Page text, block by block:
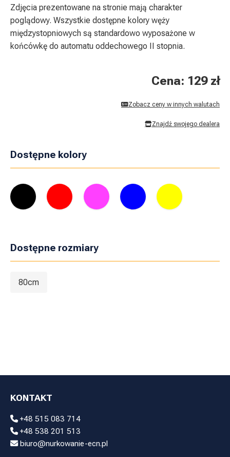
Zdjęcia prezentowane na stronie mają charakter
poglądowy. Wszystkie dostępne kolory węży
międzystopniowych są standardowo wyposażone w
końcówkę do automatu oddechowego II stopnia.
Cena: 129 zł
Zobacz ceny w innych walutach
Znajdź swojego dealera
Dostępne kolory
Dostępne rozmiary
80cm
KONTAKT
+48 515 083 714
+48 538 201 513
biuro@nurkowanie-ecn.pl